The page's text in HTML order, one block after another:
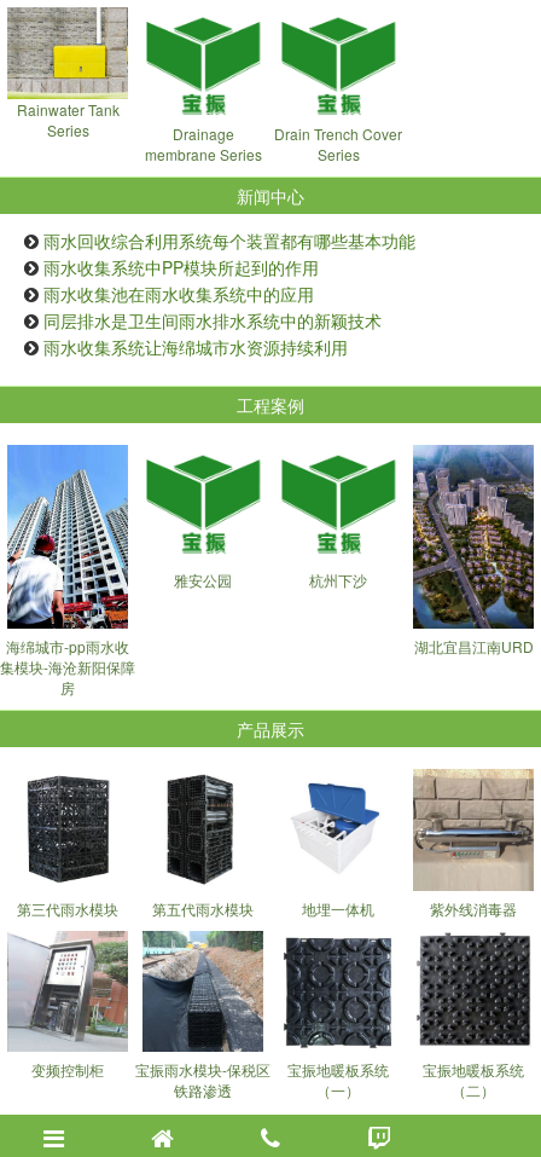
Rainwater Tank
Series
Drainage
membrane Series
Drain Trench Cover
Series
新闻中心
雨水回收综合利用系统每个装置都有哪些基本功能
雨水收集系统中PP模块所起到的作用
雨水收集池在雨水收集系统中的应用
同层排水是卫生间雨水排水系统中的新颖技术
雨水收集系统让海绵城市水资源持续利用
工程案例
海绵城市-pp雨水收
集模块-海沧新阳保障
房
雅安公园 杭州下沙
湖北宜昌江南URD
产品展示
第三代雨水模块 第五代雨水模块 地埋一体机 紫外线消毒器
变频控制柜
宝振雨水模块-保税区
铁路渗透
宝振地暖板系统
（一）
宝振地暖板系统
（二）